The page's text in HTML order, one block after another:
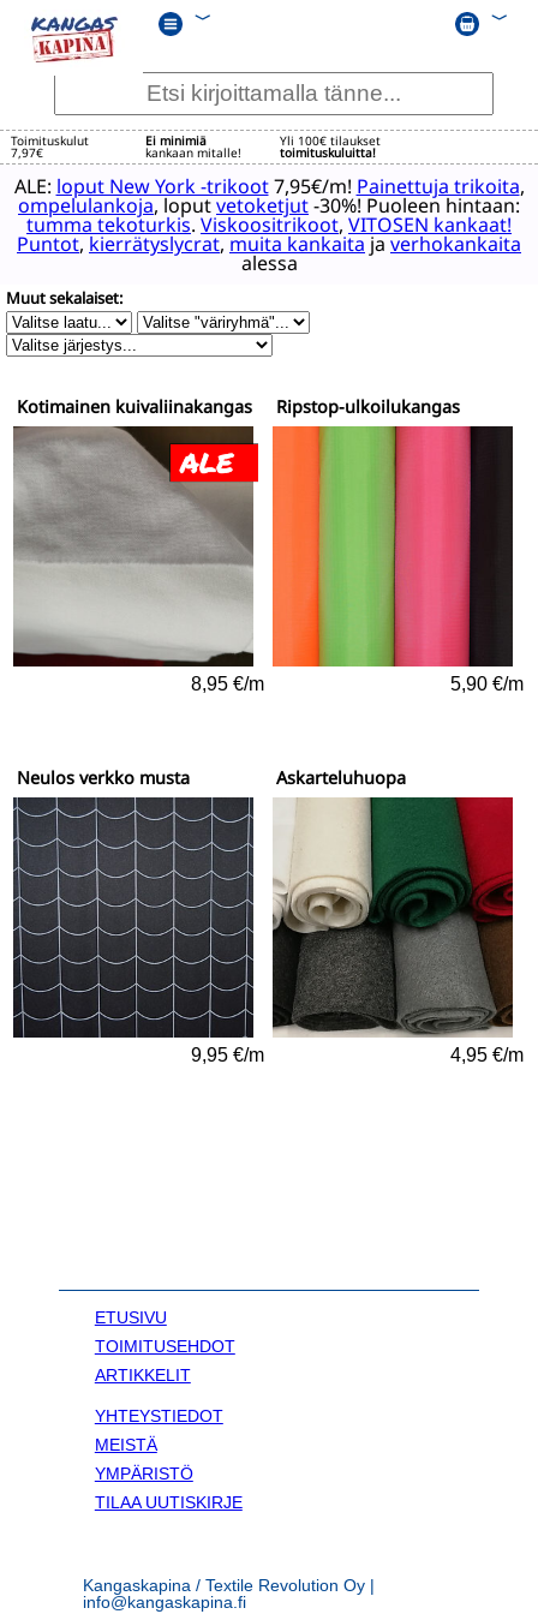
﹀ ﹀
Toimituskulut
7,97€
Ei minimiä
kankaan mitalle!
Yli 100€ tilaukset
toimituskuluitta!
ALE: loput New York -trikoot7,95€/m! Painettuja trikoita,
ompelulankoja, loputvetoketjut-30%! Puoleen hintaan:
tumma tekoturkis. Viskoositrikoot, VITOSEN kankaat!
Puntot,kierrätyslycrat,muita kankaitajaverhokankaita
alessa
Muut sekalaiset:
Kotimainen kuivaliinakangas
8,95 €/m
Ripstop-ulkoilukangas
5,90 €/m
Neulos verkko musta
9,95 €/m
Askarteluhuopa
4,95 €/m
ETUSIVU
TOIMITUSEHDOT
ARTIKKELIT
YHTEYSTIEDOT
MEISTÄ
YMPÄRISTÖ
TILAA UUTISKIRJE
Kangaskapina / Textile Revolution Oy |
info@kangaskapina.fi